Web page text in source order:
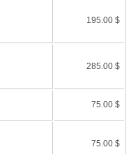
195.00 $
285.00 $
75.00 $
75.00 $